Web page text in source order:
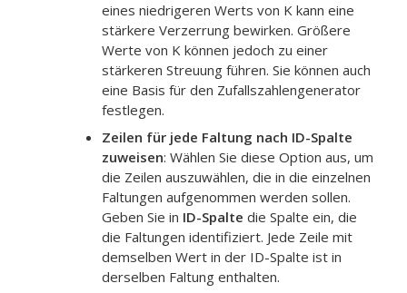
eines niedrigeren Werts von K kann eine
stärkere Verzerrung bewirken. Größere
Werte von K können jedoch zu einer
stärkeren Streuung führen. Sie können auch
eine Basis für den Zufallszahlengenerator
festlegen.
Zeilen für jede Faltung nach ID-Spalte
zuweisen: Wählen Sie diese Option aus, um
die Zeilen auszuwählen, die in die einzelnen
Faltungen aufgenommen werden sollen.
Geben Sie in ID-Spalte die Spalte ein, die
die Faltungen identifiziert. Jede Zeile mit
demselben Wert in der ID-Spalte ist in
derselben Faltung enthalten.